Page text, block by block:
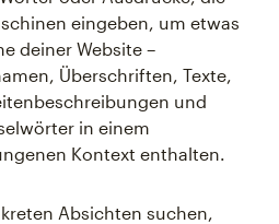
eingeben, um etwas
deiner Website –
Überschriften, Texte,
und
in einem
Kontext enthalten.
Absichten suchen,